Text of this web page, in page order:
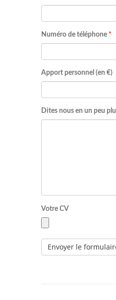
Numéro de téléphone *
Apport personnel (en €)
Dites nous en un peu
Votre CV